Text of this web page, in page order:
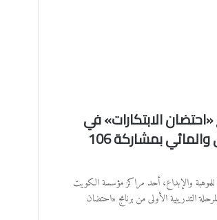
الابتكارات» في
الأمن الغذائي والمائي بمشاركة 106
والإبداع، أحد مراكز مؤسسة الكويت
التدريبية الأولى من برنامج «احتضان